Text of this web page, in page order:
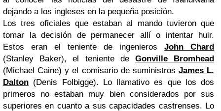
dejando a los ingleses en la pequeña posición.
Los tres oficiales que estaban al mando tuvieron que
tomar la decisión de permanecer allí o intentar huir.
Estos eran el teniente de ingenieros John Chard
(Stanley Baker), el teniente de Gonville Bromhead
(Michael Caine) y el comisario de suministros James L.
Dalton (Denis Folbigge). Lo llamativo es que los dos
primeros no estaban muy bien considerados por sus
superiores en cuanto a sus capacidades castrenses. Lo